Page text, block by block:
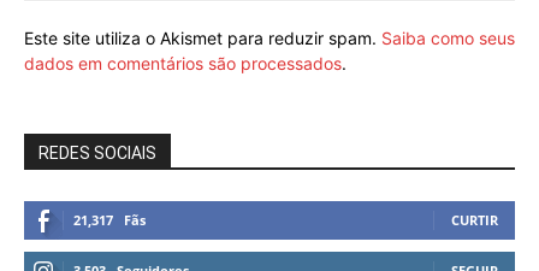
Este site utiliza o Akismet para reduzir spam. Saiba como seus
dados em comentários são processados.
REDES SOCIAIS
21,317 Fãs CURTIR